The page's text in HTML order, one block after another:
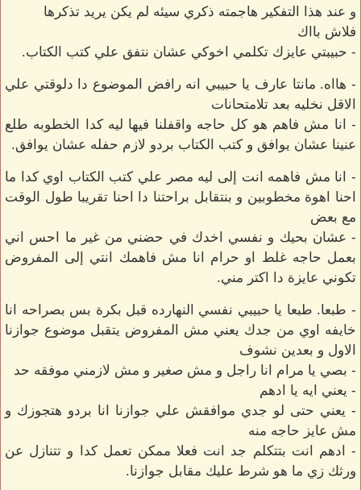
و عند هذا التفكير هاجمته ذكري سيئه لم يكن يريد تذكرها
فلاش بااك
- حبيبتي عايزك تكلمي اخوكي عشان نتفق علي كتب الكتاب.
- هااه. مانتا عارف يا حبيبي انه رافض الموضوع دا دلوقتي علي
الاقل نخليه بعد تلامتحانات
- انا مش فاهم هو كل حاجه واقفلنا فيها ليه كدا الخطوبه طلع
عنينا عشان يوافق و كتب الكتاب بردو لازم حفله عشان يوافق.
- انا مش فاهمه انت إلى ليه مصر علي كتب الكتاب اوي كدا ما
احنا اهوة مخطوبين و بنتقابل براحتنا دا احنا تقريبا طول الوقت
مع بعض
- عشان بحيك و نفسي اخدك في حضني من غير ما احس اني
بعمل حاجه غلط او حرام انا مش فاهمك انتي إلى المفروض
تكوني عايزة دا اكتر مني.
- طبعا. طبعا يا حبيبي نفسي النهارده قبل بكرة بس بصراحه انا
خايفه اوي من جدك يعني مش المفروض يتقبل موضوع جوازنا
الاول و بعدين نشوف
- بصي يا مرام انا راجل و مش صغير و مش لازمني موفقه حد
- يعني ايه يا ادهم
- يعني حتى لو جدي موافقش علي جوازنا انا بردو هتجوزك و
مش عايز حاجه منه
- ادهم انت بتتكلم جد انت فعلا ممكن تعمل كدا و تتنازل عن
ورثك زي ما هو شرط عليك مقابل جوازنا.